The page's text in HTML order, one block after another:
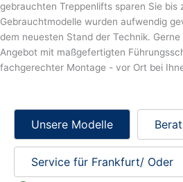
gebrauchten Treppenlifts sparen Sie bis
Gebrauchtmodelle wurden aufwendig
dem neuesten Stand der Technik.
Angebot mit maßgefertigten
fachgerechter Montage - vor Ort bei
Unsere Modelle
Service für Frankfurt/ Oder